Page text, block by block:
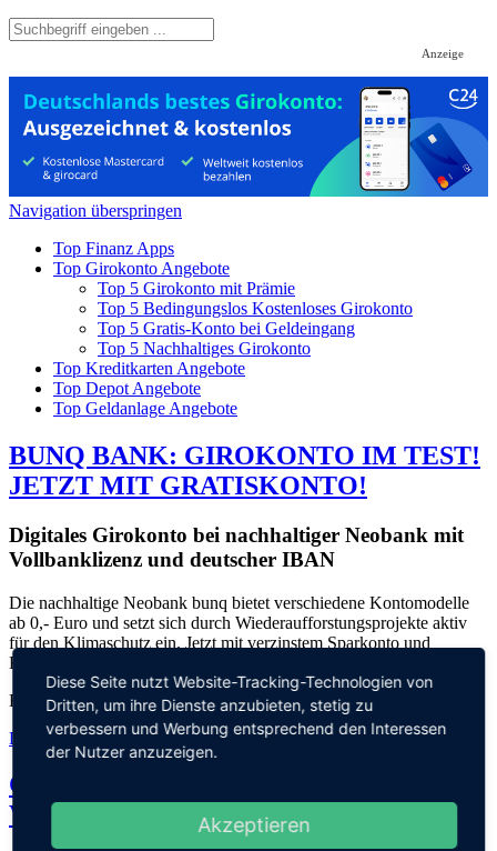
Anzeige
Navigation überspringen
Top Finanz Apps
Top Girokonto Angebote
Top 5 Girokonto mit Prämie
Top 5 Bedingungslos Kostenloses Girokonto
Top 5 Gratis-Konto bei Geldeingang
Top 5 Nachhaltiges Girokonto
Top Kreditkarten Angebote
Top Depot Angebote
Top Geldanlage Angebote
BUNQ BANK: GIROKONTO IM TEST!
JETZT MIT GRATISKONTO!
Digitales Girokonto bei nachhaltiger Neobank mit
Vollbanklizenz und deutscher IBAN
Die nachhaltige Neobank bunq bietet verschiedene Kontomodelle
ab 0,- Euro und setzt sich durch Wiederaufforstungsprojekte aktiv
für den Klimaschutz ein. Jetzt mit verzinstem Sparkonto und
Krypto-Trading in der App.
KONTO AB0,- €
Details
C24 Banking-App & Girokonto: Kosten,
Vorteile & Nachteile | 08/2026
Diese Seite nutzt Website-Tracking-Technologien von
Dritten, um ihre Dienste anzubieten, stetig zu
verbessern und Werbung entsprechend den Interessen
der Nutzer anzuzeigen.
Akzeptieren